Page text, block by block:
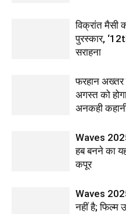
विक्रांत मैसी
पुरस्कार,
सराहना
फरहान अख्तर
अगस्त को
अनकही
Waves
हब बनने का
कपूर
Waves
नहीं है; फिल्म